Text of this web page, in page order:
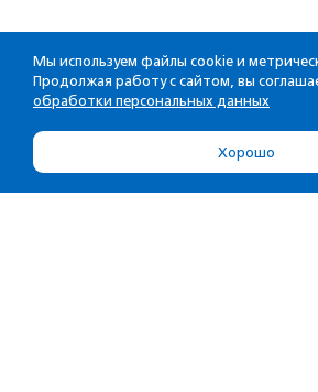
Мы используем файлы cookie и
Продолжая работу с сайтом, вы
обработки персональных данных
Хорошо